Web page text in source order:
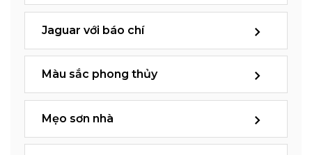
Jaguar với báo chí
Màu sắc phong thủy
Mẹo sơn nhà